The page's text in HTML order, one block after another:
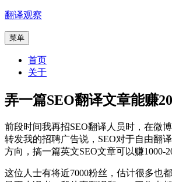
跳
内
翻译观察
菜单
首页
关于
弄一篇SEO翻译文章能赚
前段时间我再招SEO翻译人员时，在微
转发我的招聘广告说，SEO对于自由翻
方向，搞一篇英文SEO文章可以赚1000-
这位人士有将近7000粉丝，估计很多也